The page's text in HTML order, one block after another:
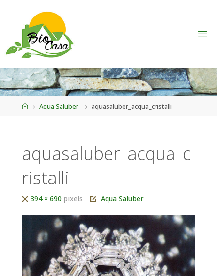
HomeAqua Saluber aquasaluber_acqua_cristalli
aquasaluber_acqua_c
ristalli
Tutta394 × 690 pixels Aqua Saluber